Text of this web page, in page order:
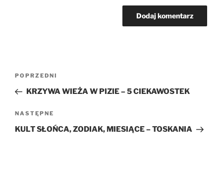
Nawigacja
Poprzedni
wpis
POPRZEDNI
KRZYWA WIEŻA W PIZIE – 5 CIEKAWOSTEK
Następny
wpis
NASTĘPNE
KULT SŁOŃCA, ZODIAK, MIESIĄCE – TOSKANIA